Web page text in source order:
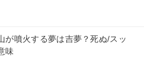
が噴火する夢は吉夢？死ぬ/スッ
味